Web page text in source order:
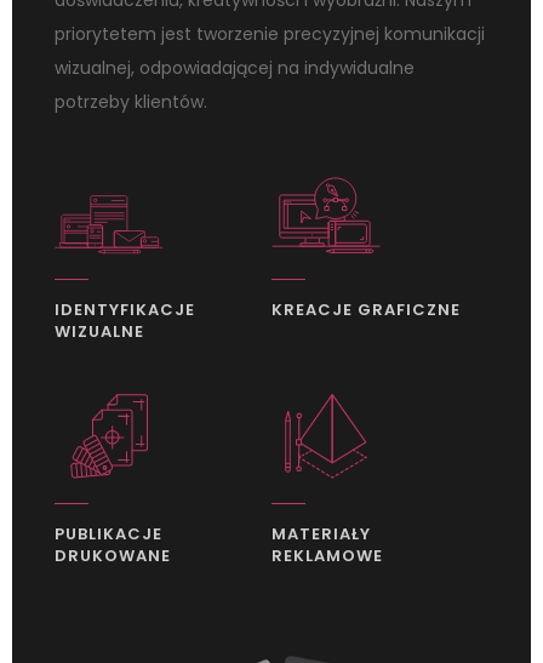
priorytetem jest tworzenie precyzyjnej komunikacji
wizualnej, odpowiadającej na indywidualne
potrzeby klientów.
IDENTYFIKACJE
WIZUALNE
KREACJE GRAFICZNE
PUBLIKACJE
DRUKOWANE
MATERIAŁY
REKLAMOWE